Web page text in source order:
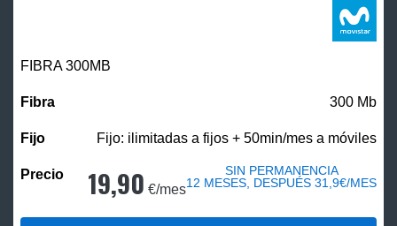
FIBRA 300MB
300 Mb
Fijo: ilimitadas a fijos + 50min/mes a móviles
19,90 €/mes
SIN PERMANENCIA
12 MESES, DESPUÉS 31,9€/MES